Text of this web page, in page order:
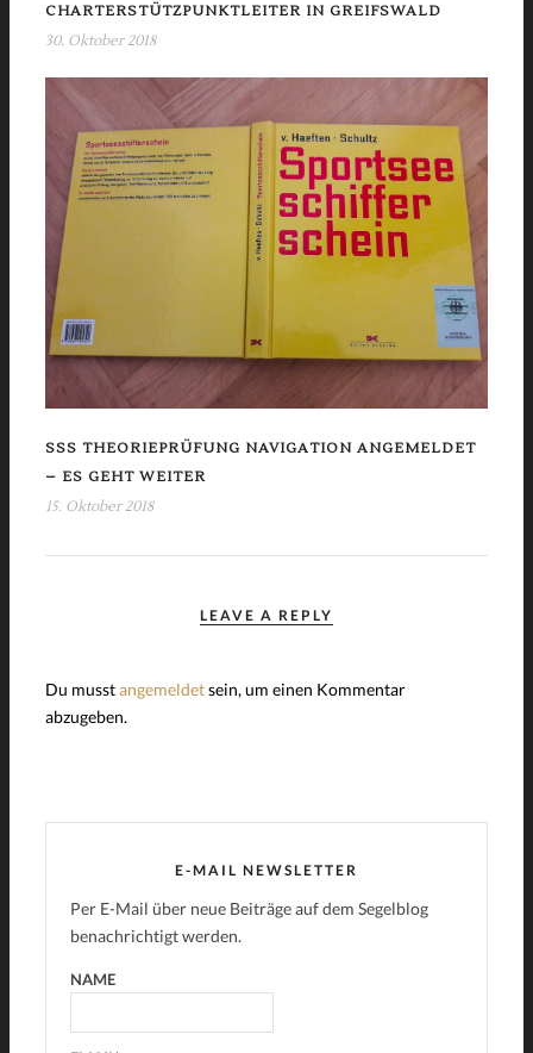
CHARTERSTÜTZPUNKTLEITER IN GREIFSWALD
30. Oktober 2018
SSS THEORIEPRÜFUNG NAVIGATION ANGEMELDET
– ES GEHT WEITER
15. Oktober 2018
LEAVE A REPLY
Du musstangemeldetsein, um einen Kommentar
abzugeben.
E-MAIL NEWSLETTER
Per E-Mail über neue Beiträge auf dem Segelblog
benachrichtigt werden.
NAME